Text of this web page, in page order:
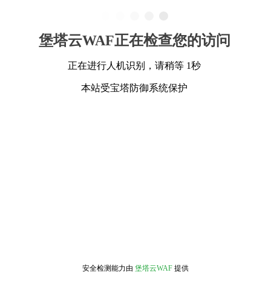
堡塔云WAF正在检查您的访问
正在进行人机识别，请稍等 1秒
本站受宝塔防御系统保护
安全检测能力由 堡塔云WAF 提供